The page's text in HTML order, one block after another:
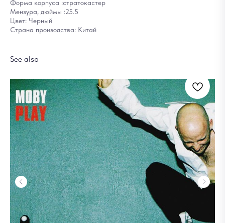
Форма корпуса :стратокастер
Мензура, дюймы :25.5
Цвет: Черный
Страна произодства: Китай
See also